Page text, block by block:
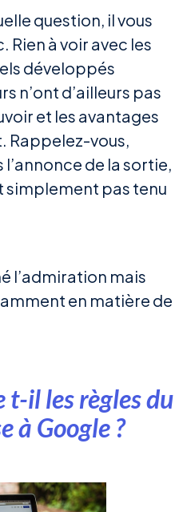
question, il vous
Rien à voir avec les
développés
n’ont d’ailleurs pas
et les avantages
Rappelez-vous,
de la sortie,
simplement pas tenu
l’admiration mais
en matière de
t-il les règles du
à Google ?